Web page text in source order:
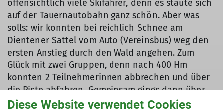
offensichtlich viele Skifahrer, denn es staute sich
auf der Tauernautobahn ganz schön. Aber was
solls: wir konnten bei reichlich Schnee am
Dientener Sattel vom Auto (Vereinsbus) weg den
ersten Anstieg durch den Wald angehen. Zum
Glück mit zwei Gruppen, denn nach 400 Hm
konnten 2 Teilnehmerinnen abbrechen und über
die Piste abfahren. Gemeinsam gings dann über
wunderschönes Tourengelände weiter über das
Diese Website verwendet Cookies